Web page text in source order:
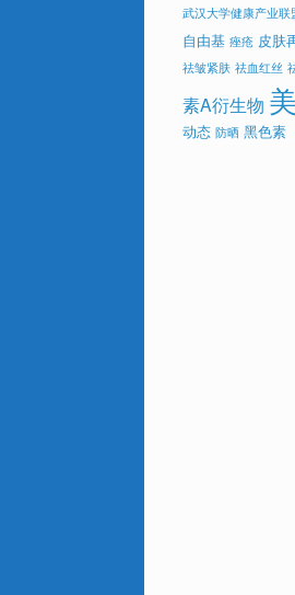
武汉大学健康产业联
自由基 痤疮 皮肤
祛皱紧肤 祛血红丝
素A衍生物
动态 防晒 黑色素